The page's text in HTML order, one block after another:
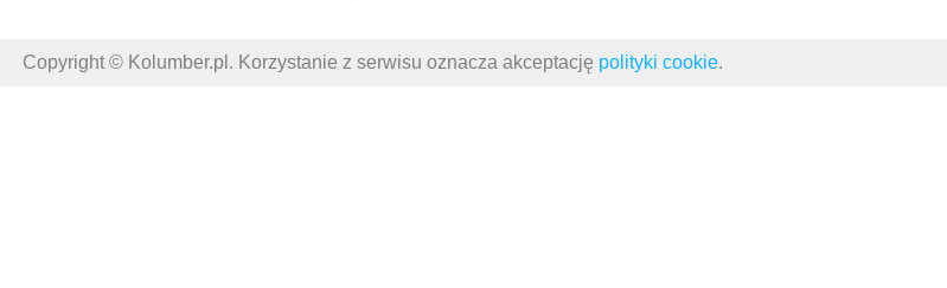
Copyright © Kolumber.pl. Korzystanie z serwisu oznacza akceptację polityki cookie.